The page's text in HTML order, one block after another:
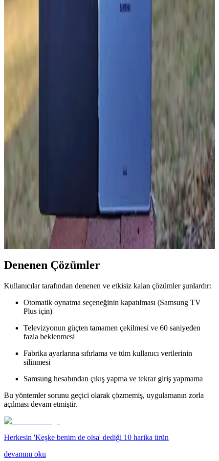
Xiaomi Redmi 13 ve Samsung Galaxy A16 modellerinin tasarım,
Samsung Galaxy Z Fold6: Yenilikçi Tasarım ve
Samsung Galaxy Z Fold6, katlanabilir ekran teknolojisi ve hafif
ekranlarıyla yüksek performans sunuyor.
FreeBuds SE ve Galaxy Buds FE Karşılaştırması:
Uygun Fiyatlı Kablosuz Kulaklık Seçenekleri
Huawei FreeBuds SE ve Samsung Galaxy Buds FE modellerinin
tasarım, ses, pil ve ek özelliklerini karşılaştırarak bilinçli seçim
Galaxy Tab A9 ve S6 Lite: Temel Özelliklerin
Karşılaştırması ve Kullanıcı Tavsiyeleri
Galaxy Tab A9 ve S6 Lite modellerinin tasarım, performans,
depolama ve yazılım özellikleri karşılaştırmasıyla, kullanıcıların
ihtiyaçlarına uygun seçim yapmasına yardımcı olacak bilgiler
sunuluyor.
Denenen Çözümler
Kullanıcılar tarafından denenen ve etkisiz kalan çözümler şunlardır:
Otomatik oynatma seçeneğinin kapatılması (Samsung TV
Plus için)
Televizyonun güçten tamamen çekilmesi ve 60 saniyeden
fazla beklenmesi
Fabrika ayarlarına sıfırlama ve tüm kullanıcı verilerinin
silinmesi
Samsung hesabından çıkış yapma ve tekrar giriş yapmama
Bu yöntemler sorunu geçici olarak çözmemiş, uygulamanın zorla
açılması devam etmiştir.
Herkesin 'Keşke benim de olsa' dediği 10 harika ürün
devamını oku